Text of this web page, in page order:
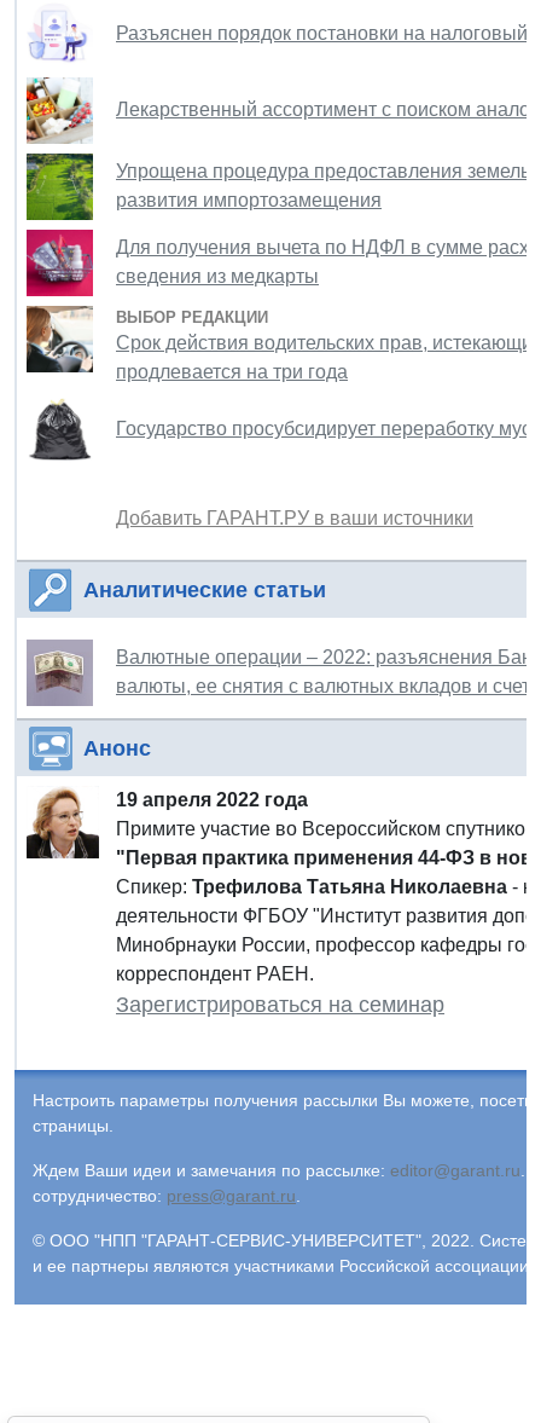
Разъяснен порядок постановки на
Лекарственный ассортимент с поиском
Упрощена процедура предоставления
развития импортозамещения
Для получения вычета по НДФЛ в сумме
сведения из медкарты
ВЫБОР РЕДАКЦИИ
Срок действия водительских прав,
продлевается на три года
Государство просубсидирует переработку
Добавить ГАРАНТ.РУ в ваши источники
Аналитические статьи
Валютные операции – 2022: разъяснения
валюты, ее снятия с валютных вкладов и
Анонс
19 апреля 2022 года
Примите участие во Всероссийском
"Первая практика применения 44-ФЗ в
Спикер: Трефилова Татьяна Николаевна -
деятельности ФГБОУ "Институт развития
Минобрнауки России, профессор кафедры
корреспондент РАЕН.
Зарегистрироваться на семинар
Настроить параметры получения рассылки Вы можете,
страницы.
Ждем Ваши идеи и замечания по рассылке: editor@garant.ru
сотрудничество: press@garant.ru
© ООО "НПП "ГАРАНТ-СЕРВИС-УНИВЕРСИТЕТ", 2022. Система
и ее партнеры являются участниками Российской